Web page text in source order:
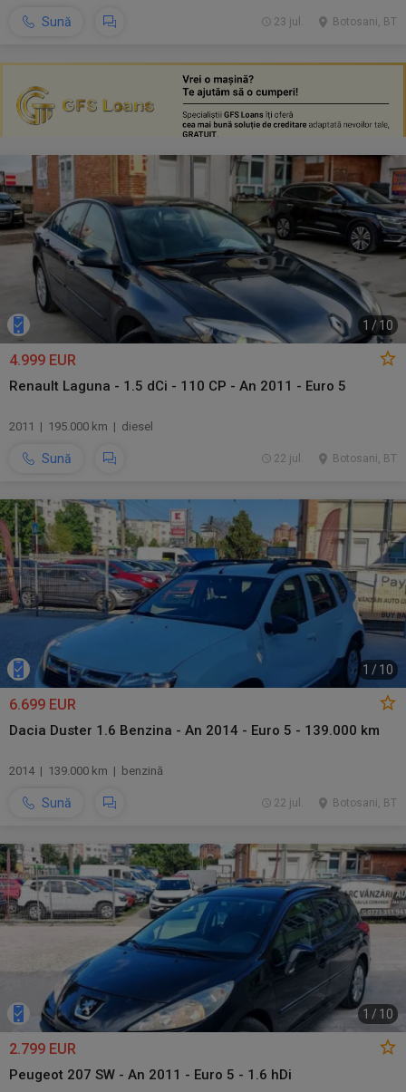
Sună Botosani, BT
23 jul.
1 / 10
4.999 EUR
Renault Laguna - 1.5 dCi - 110 CP - An 2011 - Euro 5
2011 | 195.000 km | diesel
Sună Botosani, BT
22 jul.
1 / 10
6.699 EUR
Dacia Duster 1.6 Benzina - An 2014 - Euro 5 - 139.000 km
2014 | 139.000 km | benzină
Sună Botosani, BT
22 jul.
1 / 10
2.799 EUR
Peugeot 207 SW - An 2011 - Euro 5 - 1.6 hDi